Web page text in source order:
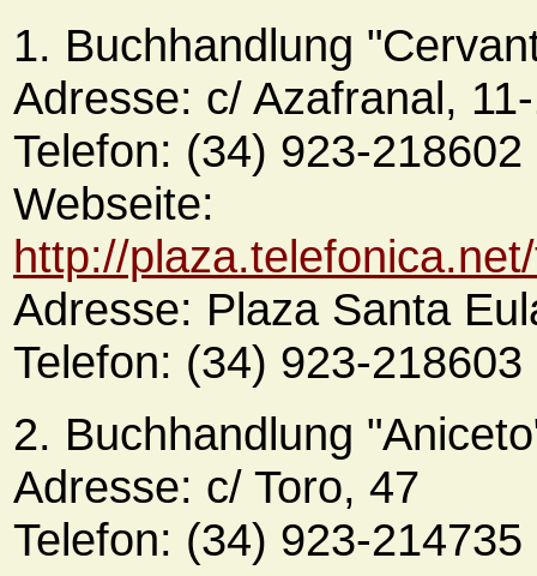
1. Buchhandlung
Adresse: c/ Azafranal,
Telefon: (34) 923-218602
Webseite:
http://
Adresse: Plaza Santa
Telefon: (34) 923-218603
2. Buchhandlung
Adresse: c/ Toro, 47
Telefon: (34) 923-214735